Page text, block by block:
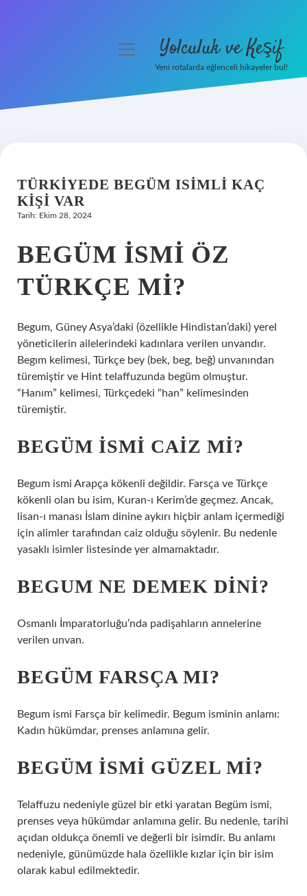
Hakkımızda
menüyü Yolculuk ve Keşif
Yeni rotalarda eğlenceli hikayeler bul!
TÜRKIYEDE BEGÜM ISIMLI KAÇ
KIŞI VAR
Tarih: Ekim 28, 2024
BEGÜM ISMI ÖZ
TÜRKÇE MI?
Begum, Güney Asya’daki (özellikle Hindistan’daki) yerel
yöneticilerin ailelerindeki kadınlara verilen unvandır.
Begım kelimesi, Türkçe bey (bek, beg, beğ) unvanından
türemiştir ve Hint telaffuzunda begüm olmuştur.
“Hanım” kelimesi, Türkçedeki “han” kelimesinden
türemiştir.
BEGÜM ISMI CAIZ MI?
Begum ismi Arapça kökenli değildir. Farsça ve Türkçe
kökenli olan bu isim, Kuran-ı Kerim’de geçmez. Ancak,
lisan-ı manası İslam dinine aykırı hiçbir anlam içermediği
için alimler tarafından caiz olduğu söylenir. Bu nedenle
yasaklı isimler listesinde yer almamaktadır.
BEGUM NE DEMEK DINI?
Osmanlı İmparatorluğu’nda padişahların annelerine
verilen unvan.
BEGÜM FARSÇA MI?
Begum ismi Farsça bir kelimedir. Begum isminin anlamı:
Kadın hükümdar, prenses anlamına gelir.
BEGÜM ISMI GÜZEL MI?
Telaffuzu nedeniyle güzel bir etki yaratan Begüm ismi,
prenses veya hükümdar anlamına gelir. Bu nedenle, tarihi
açıdan oldukça önemli ve değerli bir isimdir. Bu anlamı
nedeniyle, günümüzde hala özellikle kızlar için bir isim
olarak kabul edilmektedir.